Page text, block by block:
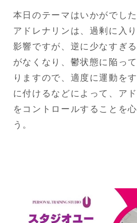
本日のテーマはいかがでした
アドレナリンは、過剰に入
影響ですが、逆に少なすぎ
がなくなり、鬱状態に陥っ
りますので、適度に運動を
に付けるなどによって、ア
をコントロールすることを
う。